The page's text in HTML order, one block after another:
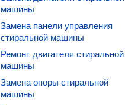
машины
Замена панели управления
стиральной машины
Ремонт двигателя стиральной
машины
Замена опоры стиральной
машины